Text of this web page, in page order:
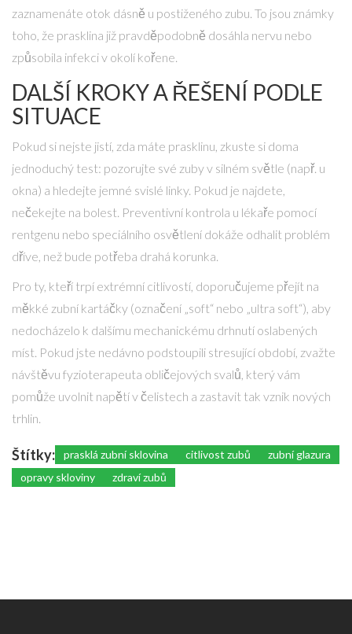
zaznamenáte otok dásně u postiženého zubu. To jsou známky
toho, že prasklina již pravděpodobně dosáhla nervu nebo
způsobila infekci v okolí kořene.
DALŠÍ KROKY A ŘEŠENÍ PODLE
SITUACE
Pokud si nejste jistí, zda máte prasklinu, zkuste si doma
jednoduchý test: pozorujte své zuby v silném světle (např. u
okna) a hledejte jemné svislé linky. Pokud je najdete,
nečekejte na bolest. Preventivní kontrola u lékaře pomocí
rentgenu nebo speciálního osvětlení dokáže odhalit problém
dříve, než bude potřeba drahá korunka.
Pro ty, kteří trpí extrémní citlivostí, doporučujeme přejít na
měkké zubní kartáčky (označení „soft“ nebo „ultra soft“), aby
nedocházelo k dalšímu mechanickému drhnutí oslabených
míst. Pokud jste nedávno podstoupili stresující období, zvažte
návštěvu fyzioterapeuta obličejových svalů, který vám
pomůže uvolnit napětí v čelistech a zastavit tak vznik nových
trhlin.
Štítky: prasklá zubní sklovina citlivost zubů
zubní glazura
opravy skloviny
zdraví zubů